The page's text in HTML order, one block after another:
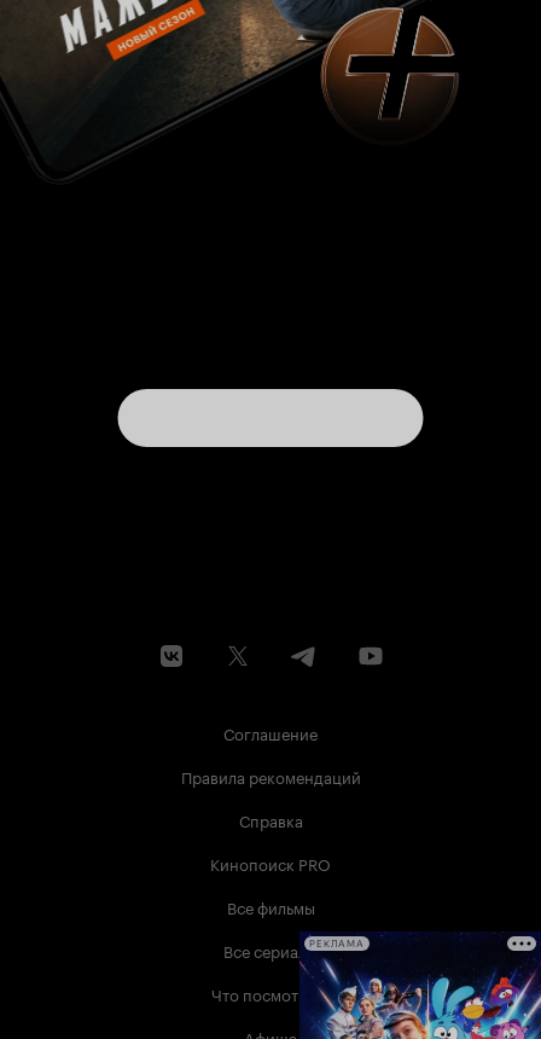
Соглашение
Правила рекомендаций
Справка
Кинопоиск PRO
Все фильмы
Все сериалы
Что посмотреть
РЕКЛАМА